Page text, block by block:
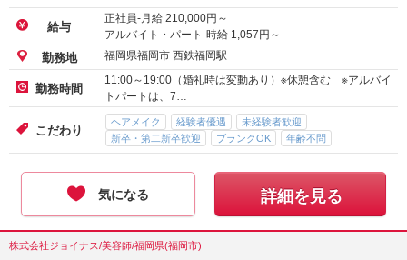
給与
正社員-月給 210,000円～
アルバイト・パート-時給 1,057 円～
勤務地 福岡県福岡市 西鉄福岡駅
勤務時間
11:00～19:00（婚礼時は変動あり）※休憩含む ※アルバイ
トパートは、7…
こだわり
ヘアメイク 経験者優遇
未経験者歓迎
新卒・第二新卒歓迎
ブランクOK 年齢不問
気になる 詳細を見る
株式会社ジョイナス/美容師/福岡県(福岡市)